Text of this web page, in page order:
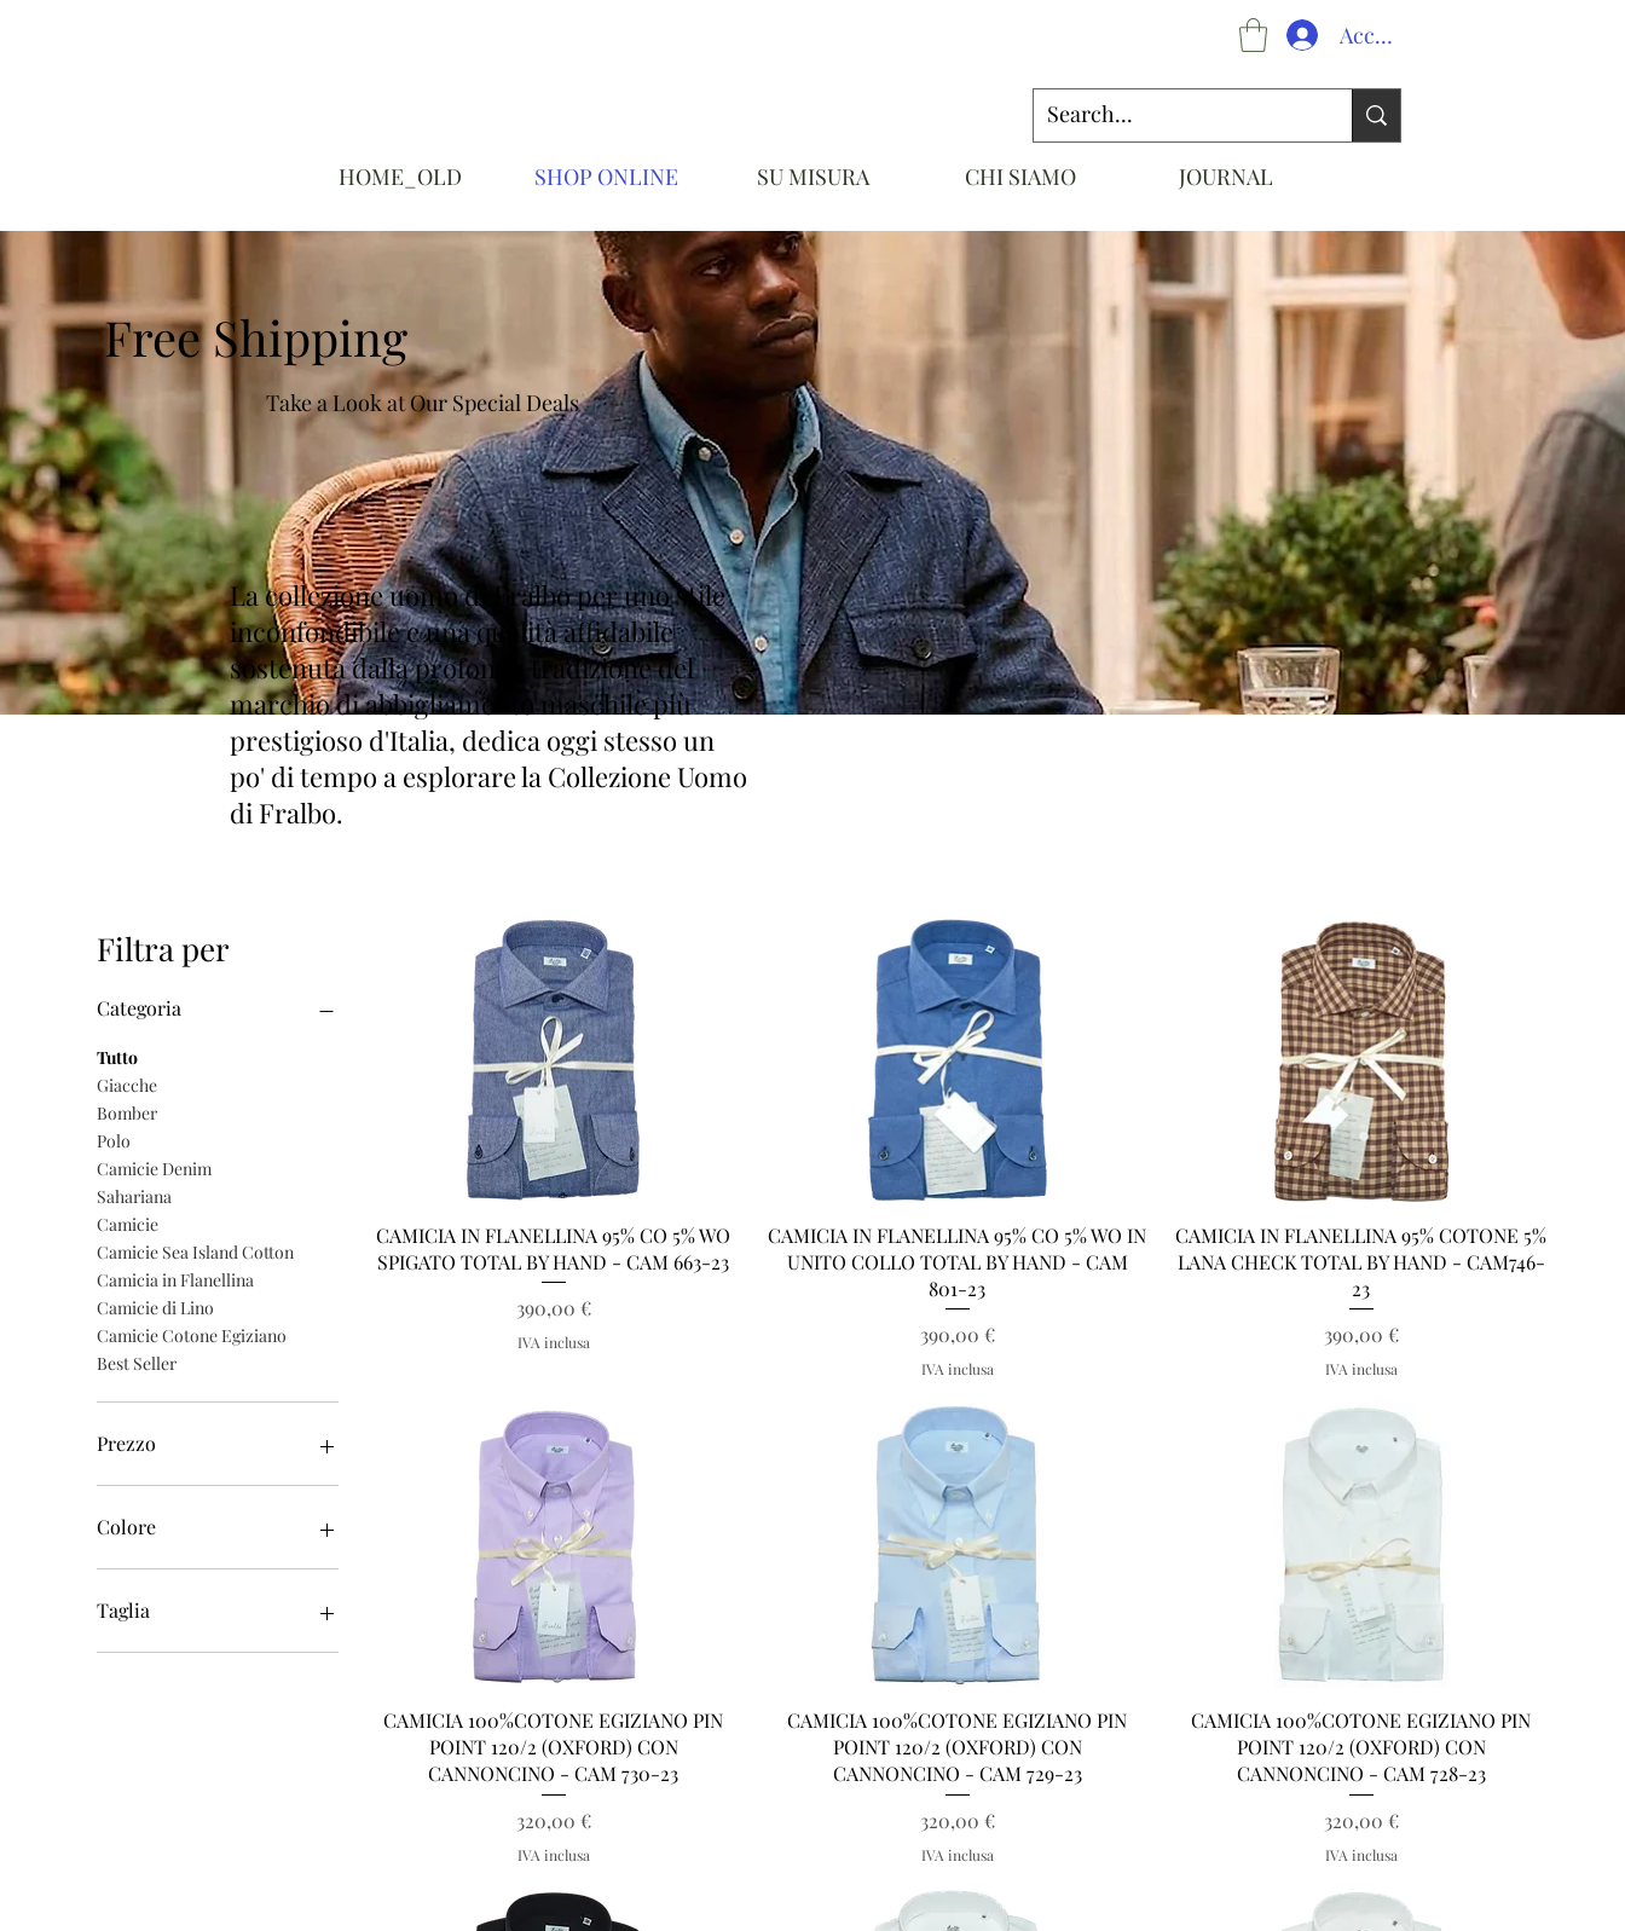
Accedi
NAPOLI
HOME_OLD SHOP ONLINE SU MISURA CHI SIAMO JOURNAL
Filtra per
Categoria
Tutto
Giacche
Bomber
Polo
Camicie Denim
Sahariana
Camicie
Camicie Sea Island Cotton
Camicia in Flanellina
Camicie di Lino
Camicie Cotone Egiziano
Best Seller
Prezzo
Colore
Taglia
38
Vista rapida
CAMICIA IN FLANELLINA 95% CO 5% WO
SPIGATO TOTAL BY HAND - CAM 663-23
Prezzo
390,00 €
IVA inclusa
Vista rapida
CAMICIA IN FLANELLINA 95% CO 5% WO IN
UNITO COLLO TOTAL BY HAND - CAM
801-23
Prezzo
390,00 €
IVA inclusa
Vista rapida
CAMICIA IN FLANELLINA 95% COTONE 5%
LANA CHECK TOTAL BY HAND - CAM746-
23
Prezzo
390,00 €
IVA inclusa
Vista rapida
CAMICIA 100%COTONE EGIZIANO PIN
POINT 120/2 (OXFORD) CON
CANNONCINO - CAM 730-23
Prezzo
320,00 €
IVA inclusa
Vista rapida
CAMICIA 100%COTONE EGIZIANO PIN
POINT 120/2 (OXFORD) CON
CANNONCINO - CAM 729-23
Prezzo
320,00 €
IVA inclusa
Vista rapida
CAMICIA 100%COTONE EGIZIANO PIN
POINT 120/2 (OXFORD) CON
CANNONCINO - CAM 728-23
Prezzo
320,00 €
IVA inclusa
Free Shipping
Take a Look at Our Special Deals
La collezione uomo di Fralbo per uno stile
inconfondibile e una qualità affidabile
sostenuta dalla profonda tradizione del
marchio di abbigliamento maschile più
prestigioso d'Italia, dedica oggi stesso un
po' di tempo a esplorare la Collezione Uomo
di Fralbo.